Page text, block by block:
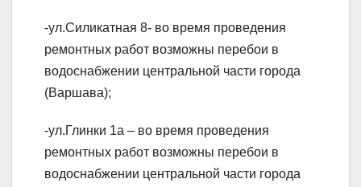
-ул.Силикатная 8- во время проведения
ремонтных работ возможны перебои в
водоснабжении центральной части города
(Варшава);
-ул.Глинки 1а – во время проведения
ремонтных работ возможны перебои в
водоснабжении центральной части города